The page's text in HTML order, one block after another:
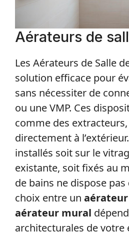
Aérateurs de
Les Aérateurs de Salle
solution efficace pour
sans nécessiter de
ou une VMP. Ces
comme des
directement à
installés soit sur le
existante, soit fixés au
de bains ne dispose
choix entre un
aérateur mural
architecturales de votre